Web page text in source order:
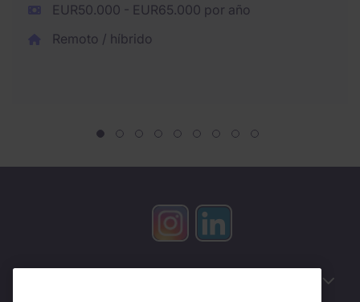
EUR50.000 - EUR65.000 por año
Remoto / híbrido